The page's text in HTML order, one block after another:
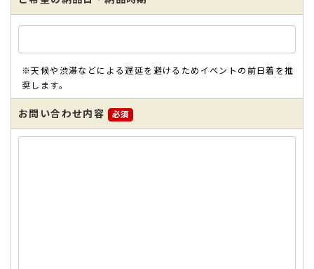
※天候や渋滞などによる遅延を避けるためイベントの前日着を推
奨します。
お問い合わせ内容